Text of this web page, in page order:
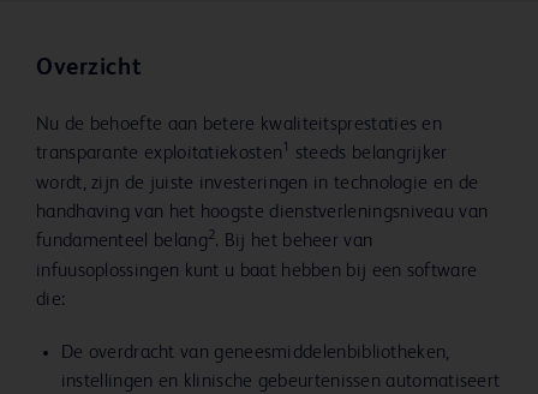
Overzicht
Nu de behoefte aan betere kwaliteitsprestaties en
transparante exploitatiekosten1
steeds belangrijker
wordt, zijn de juiste investeringen in technologie en de
handhaving van het hoogste dienstverleningsniveau van
fundamenteel belang2. Bij het beheer van
infuusoplossingen kunt u baat hebben bij een software
die:
De overdracht van geneesmiddelenbibliotheken,
instellingen en klinische gebeurtenissen automatiseert